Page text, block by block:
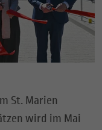
St. Marien
wird im Mai